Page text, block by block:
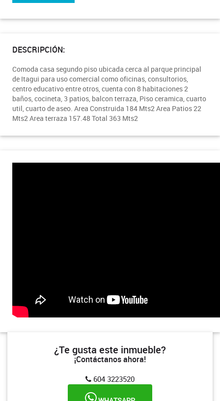
DESCRIPCIÓN:
Comoda casa segundo piso ubicada cerca al parque principal
de Itagui para uso comercial como oficinas, consultorios,
centro educativo entre otros, cuenta con 8 habitaciones 2
baños, cocineta, 3 patios, balcon terraza, Piso ceramica, cuarto
util, cuarto de aseo. Area Construida 184 Mts2 Area Patios 22
Mts2 Area terraza 157.48 Total 363 Mts2
¿Te gusta este inmueble?
¡Contáctanos ahora!
604 3223520